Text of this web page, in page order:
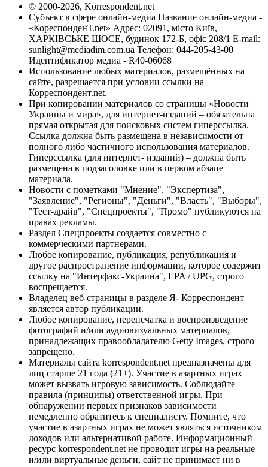
© 2000-2026, Korrespondent.net
Субъект в сфере онлайн-медиа Название онлайн-медиа -
«КореспонденТ.net» Адрес: 02091, місто Київ,
ХАРКІВСЬКЕ ШОСЕ, будинок 172-Б, офіс 208/1 E-mail:
sunlight@mediadim.com.ua Телефон: 044-205-43-00
Идентификатор медиа - R40-06068
Использование любых материалов, размещённых на
сайте, разрешается при условии ссылки на
Корреспондент.net.
При копировании материалов со страницы «Новости
Украины и мира», для интернет-изданий – обязательна
прямая открытая для поисковых систем гиперссылка.
Ссылка должна быть размещена в независимости от
полного либо частичного использования материалов.
Гиперссылка (для интернет- изданий) – должна быть
размещена в подзаголовке или в первом абзаце
материала.
Новости с пометками "Мнение", "Экспертиза",
"Заявление", "Регионы", "Деньги", "Власть", "Выборы",
"Тест-драйв", "Спецпроекты", "Промо" публикуются на
правах рекламы.
Раздел Спецпроекты создается совместно с
коммерческими партнерами.
Любое копирование, публикация, републикация и
другое распространение информации, которое содержит
ссылку на "Интерфакс-Украина", EPA / UPG, строго
воспрещается.
Владелец веб-страницы в разделе Я- Корреспондент
является автор публикации.
Любое копирование, перепечатка и воспроизведение
фотографий и/или аудиовизуальных материалов,
принадлежащих правообладателю Getty Images, строго
запрещено.
Материалы сайта korrespondent.net предназначены для
лиц старше 21 года (21+). Участие в азартных играх
может вызвать игровую зависимость. Соблюдайте
правила (принципы) ответственной игры. При
обнаружении первых признаков зависимости
немедленно обратитесь к специалисту. Помните, что
участие в азартных играх не может являться источником
доходов или альтернативой работе. Информационный
ресурс korrespondent.net не проводит игры на реальные
и/или виртуальные деньги, сайт не принимает ни в